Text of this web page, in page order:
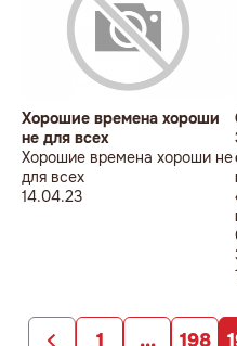
Хорошие времена хороши
не для всех
Хорошие времена хороши не
для всех
14.04.23
1 ... 198